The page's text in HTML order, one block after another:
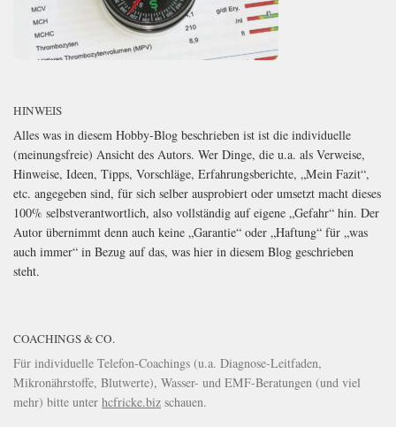
HINWEIS
Alles was in diesem Hobby-Blog beschrieben ist ist die individuelle
(meinungsfreie) Ansicht des Autors. Wer Dinge, die u.a. als Verweise,
Hinweise, Ideen, Tipps, Vorschläge, Erfahrungsberichte, „Mein Fazit“,
etc. angegeben sind, für sich selber ausprobiert oder umsetzt macht dieses
100% selbstverantwortlich, also vollständig auf eigene „Gefahr“ hin. Der
Autor übernimmt denn auch keine „Garantie“ oder „Haftung“ für „was
auch immer“ in Bezug auf das, was hier in diesem Blog geschrieben
steht.
COACHINGS & CO.
Für individuelle Telefon-Coachings (u.a. Diagnose-Leitfaden,
Mikronährstoffe, Blutwerte), Wasser- und EMF-Beratungen (und viel
mehr) bitte unter hcfricke.biz schauen.